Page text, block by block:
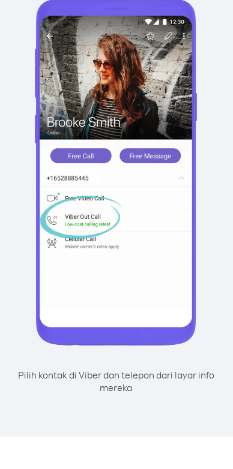
Pilih kontak di Viber dan telepon dari layar info
mereka